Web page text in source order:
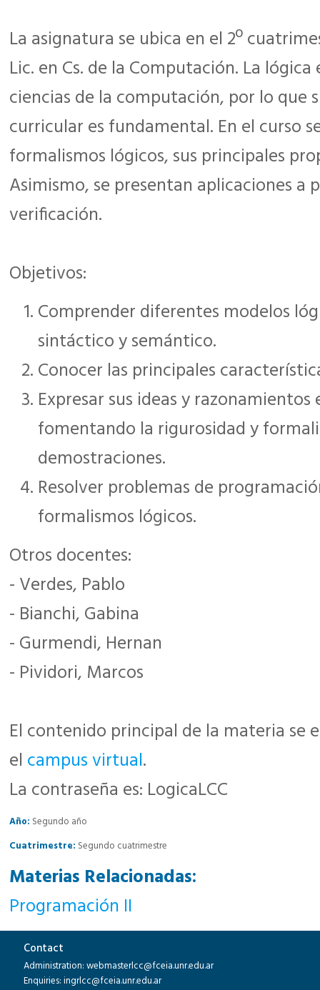
La asignatura se ubica en el 2º
Lic. en Cs. de la Computación. La
ciencias de la computación, por lo que
curricular es fundamental. En el curso
formalismos lógicos, sus principales
Asimismo, se presentan aplicaciones a
verificación.
Objetivos:
Comprender diferentes modelos
sintáctico y semántico.
Conocer las principales
Expresar sus ideas y
fomentando la rigurosidad y
demostraciones.
Resolver problemas de
formalismos lógicos.
Otros docentes:
- Verdes, Pablo
- Bianchi, Gabina
- Gurmendi, Hernan
- Pividori, Marcos
El contenido principal de la materia se
el campus virtual.
La contraseña es: LogicaLCC
Año: Segundo año
Cuatrimestre: Segundo cuatrimestre
Materias Relacionadas:
Programación II
Contact
Administration: webmasterlcc@fceia.unr.edu.ar
Enquiries: ingrlcc@fceia.unr.edu.ar